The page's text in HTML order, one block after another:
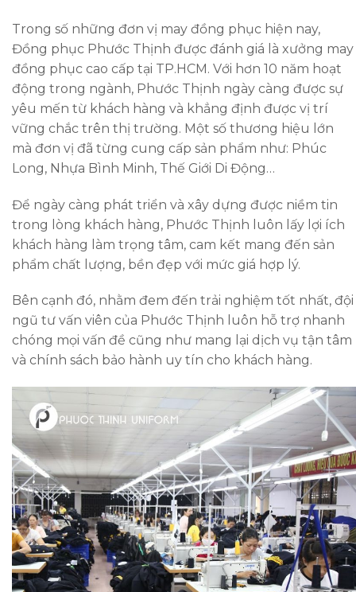
Trong số những đơn vị may đồng phục hiện nay,
Đồng phục Phước Thịnh được đánh giá là xưởng may
đồng phục cao cấp tại TP.HCM. Với hơn 10 năm hoạt
động trong ngành, Phước Thịnh ngày càng được sự
yêu mến từ khách hàng và khẳng định được vị trí
vững chắc trên thị trường. Một số thương hiệu lớn
mà đơn vị đã từng cung cấp sản phẩm như: Phúc
Long, Nhựa Bình Minh, Thế Giới Di Động…
Để ngày càng phát triển và xây dựng được niềm tin
trong lòng khách hàng, Phước Thịnh luôn lấy lợi ích
khách hàng làm trọng tâm, cam kết mang đến sản
phẩm chất lượng, bền đẹp với mức giá hợp lý.
Bên cạnh đó, nhằm đem đến trải nghiệm tốt nhất, đội
ngũ tư vấn viên của Phước Thịnh luôn hỗ trợ nhanh
chóng mọi vấn đề cũng như mang lại dịch vụ tận tâm
và chính sách bảo hành uy tín cho khách hàng.